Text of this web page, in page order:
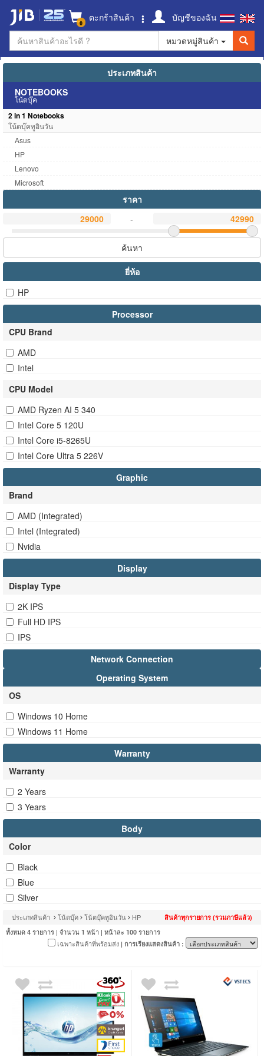
0 ตะกร้าสินค้า
บัญชีของฉัน
หมวดหมู่สินค้า
ประเภทสินค้า
NOTEBOOKS
โน้ตบุ๊ค
2 in 1 Notebooks
โน้ตบุ๊คทูอินวัน
Asus
HP
Lenovo
Microsoft
ราคา
-
ค้นหา
ยี่ห้อ
HP
Processor
CPU Brand
AMD
Intel
CPU Model
AMD Ryzen AI 5 340
Intel Core 5 120U
Intel Core i5-8265U
Intel Core Ultra 5 226V
Graphic
Brand
AMD (Integrated)
Intel (Integrated)
Nvidia
Display
Display Type
2K IPS
Full HD IPS
IPS
Network Connection
Operating System
OS
Windows 10 Home
Windows 11 Home
Warranty
Warranty
2 Years
3 Years
Body
Color
Black
Blue
Silver
ประเภทสินค้า โน้ตบุ๊ค โน้ตบุ๊คทูอินวัน HP สินค้าทุกรายการ (รวมภาษีแล้ว)
ทั้งหมด 4 รายการ | จำนวน 1 หน้า | หน้าละ 100 รายการ
เฉพาะสินค้าที่พร้อมส่ง | การเรียงแสดงสินค้า :